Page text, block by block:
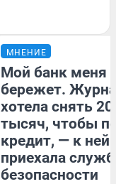
МНЕНИЕ
Мой банк меня
бережет.
хотела снять
тысяч, чтобы
кредит, — к
приехала
безопасности